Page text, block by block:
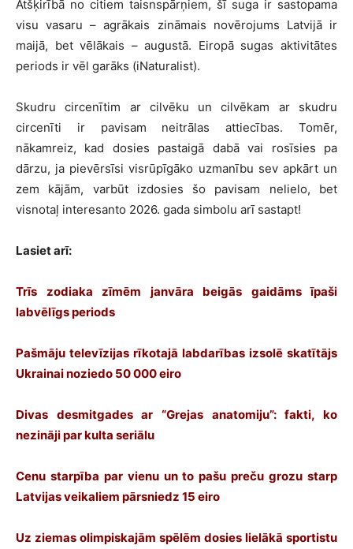
Atšķirībā no citiem taisnspārņiem, šī suga ir sastopama
visu vasaru – agrākais zināmais novērojums Latvijā ir
maijā, bet vēlākais – augustā. Eiropā sugas aktivitātes
periods ir vēl garāks (iNaturalist).
Skudru circenītim ar cilvēku un cilvēkam ar skudru
circenīti ir pavisam neitrālas attiecības. Tomēr,
nākamreiz, kad dosies pastaigā dabā vai rosīsies pa
dārzu, ja pievērsīsi visrūpīgāko uzmanību sev apkārt un
zem kājām, varbūt izdosies šo pavisam nelielo, bet
visnotaļ interesanto 2026. gada simbolu arī sastapt!
Lasiet arī:
Trīs zodiaka zīmēm janvāra beigās gaidāms īpaši
labvēlīgs periods
Pašmāju televīzijas rīkotajā labdarības izsolē skatītājs
Ukrainai noziedo 50 000 eiro
Divas desmitgades ar “Grejas anatomiju”: fakti, ko
nezināji par kulta seriālu
Cenu starpība par vienu un to pašu preču grozu starp
Latvijas veikaliem pārsniedz 15 eiro
Uz ziemas olimpiskajām spēlēm dosies lielākā sportistu